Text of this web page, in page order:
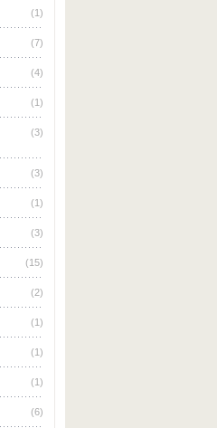
(1)
(7)
(4)
(1)
(3)
(3)
(1)
(3)
(15)
(2)
(1)
(1)
(1)
(6)